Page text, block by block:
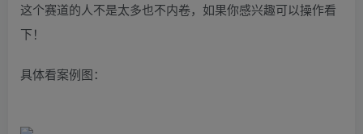
这个赛道的人不是太多也不内卷，如果你感兴趣可以操作看
下！
具体看案例图：